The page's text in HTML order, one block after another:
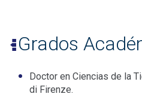
Grados
Doctor en Ciencias de la
di Firenze.